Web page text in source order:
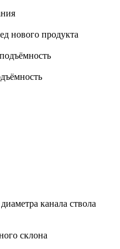
нового продукта
канала ствола
склона